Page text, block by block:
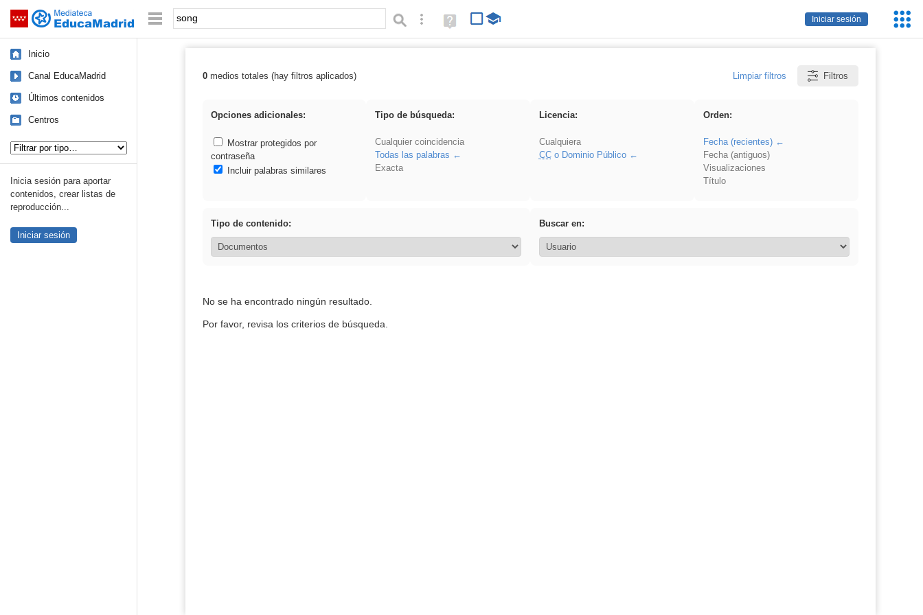
Saltar navegación
Iniciar sesión
Palabra o frase: Búsqueda avanzada
Ayuda
(en
Inicio
Canal EducaMadrid
Últimos contenidos
Centros
Inicia sesión para aportar
contenidos, crear listas de
reproducción...
Iniciar sesión
Resultados de: song
0medios totales (hay filtros aplicados) Limpiar filtros Filtros
Opciones adicionales:
Mostrar protegidos por
contraseña
Incluir palabras similares
Tipo de búsqueda:
Cualquier coincidencia
Todas las palabras
Exacta
Licencia:
Cualquiera
CCo Dominio Público
Orden:
Fecha (recientes)
Fecha (antiguos)
Visualizaciones
Título
Tipo de contenido: Buscar en:
No se ha encontrado ningún resultado.
Por favor, revisa los criterios de búsqueda.